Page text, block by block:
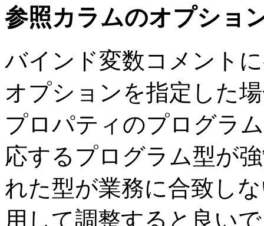
参照カラムのオプショ
バインド変数コメント
オプションを指定した
プロパティのプログラ
応するプログラム型が
れた型が業務に合致し
用して調整すると良い